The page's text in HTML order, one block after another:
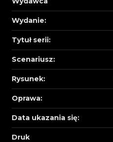
Wydanie:
Tytuł serii:
Scenariusz:
Rysunek:
Oprawa:
Data ukazania się:
Druk